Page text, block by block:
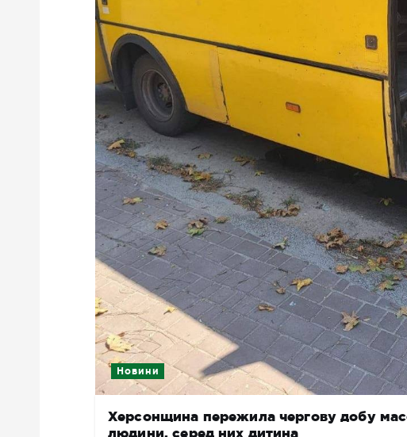
Новини
Херсонщина пережила чергову добу
людини, серед них дитина